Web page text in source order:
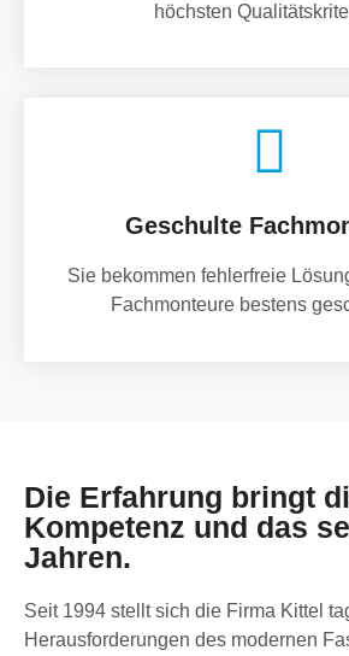
höchsten
Geschulte
Sie bekommen fehlerfreie
Fachmonteure bestens
Die Erfahrung bringt
Kompetenz und das
Jahren.
Seit 1994 stellt sich die Firma Kittel
Herausforderungen des modernen